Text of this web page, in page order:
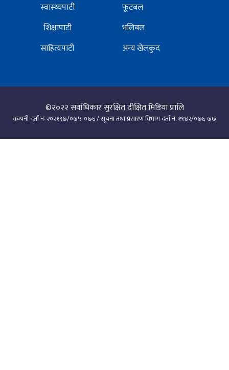
स्वास्थ्यपाटी
शिक्षापाटी
साहित्यपाटी
फूटबल
भलिबल
अन्य खेलकुद
©२०२२सर्वाधिकार सुरक्षित दीक्षित मिडिया प्रालि
कम्पनी दर्ता नंः २०२१९७/०७५-०७६ / सूचना तथा प्रसारण विभाग दर्ता नं. १९४२/०७६-७७